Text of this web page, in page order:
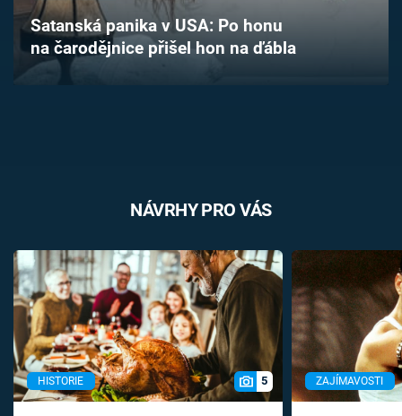
Sledujte prima+
Satanská panika v USA: Po honu
na čarodějnice přišel hon na ďábla
NÁVRHY PRO VÁS
HISTORIE 5 ZAJÍMAVOSTI